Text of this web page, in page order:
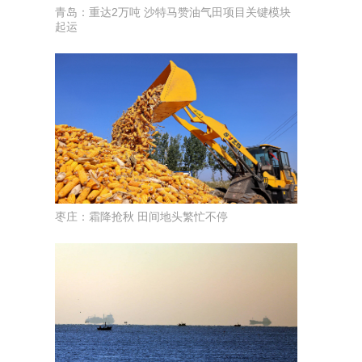
青岛：重达2万吨 沙特马赞油气田项目关键模块
起运
枣庄：霜降抢秋 田间地头繁忙不停